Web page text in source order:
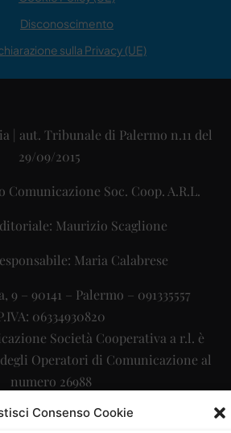
Consenso Cookie
Disconoscimento
sulla Privacy (UE)
| aut. Tribunale di Palermo n.11 del
29/09/2015
Soc. Coop. A.R.L.
Maurizio Scaglione
Maria Calabrese
9 – 90141 – Palermo – 091335557
06334930820
Società Cooperativa a r.l. è
Operatori di Comunicazione al
numero 26988
Digitale srl–info@ladigitale.it